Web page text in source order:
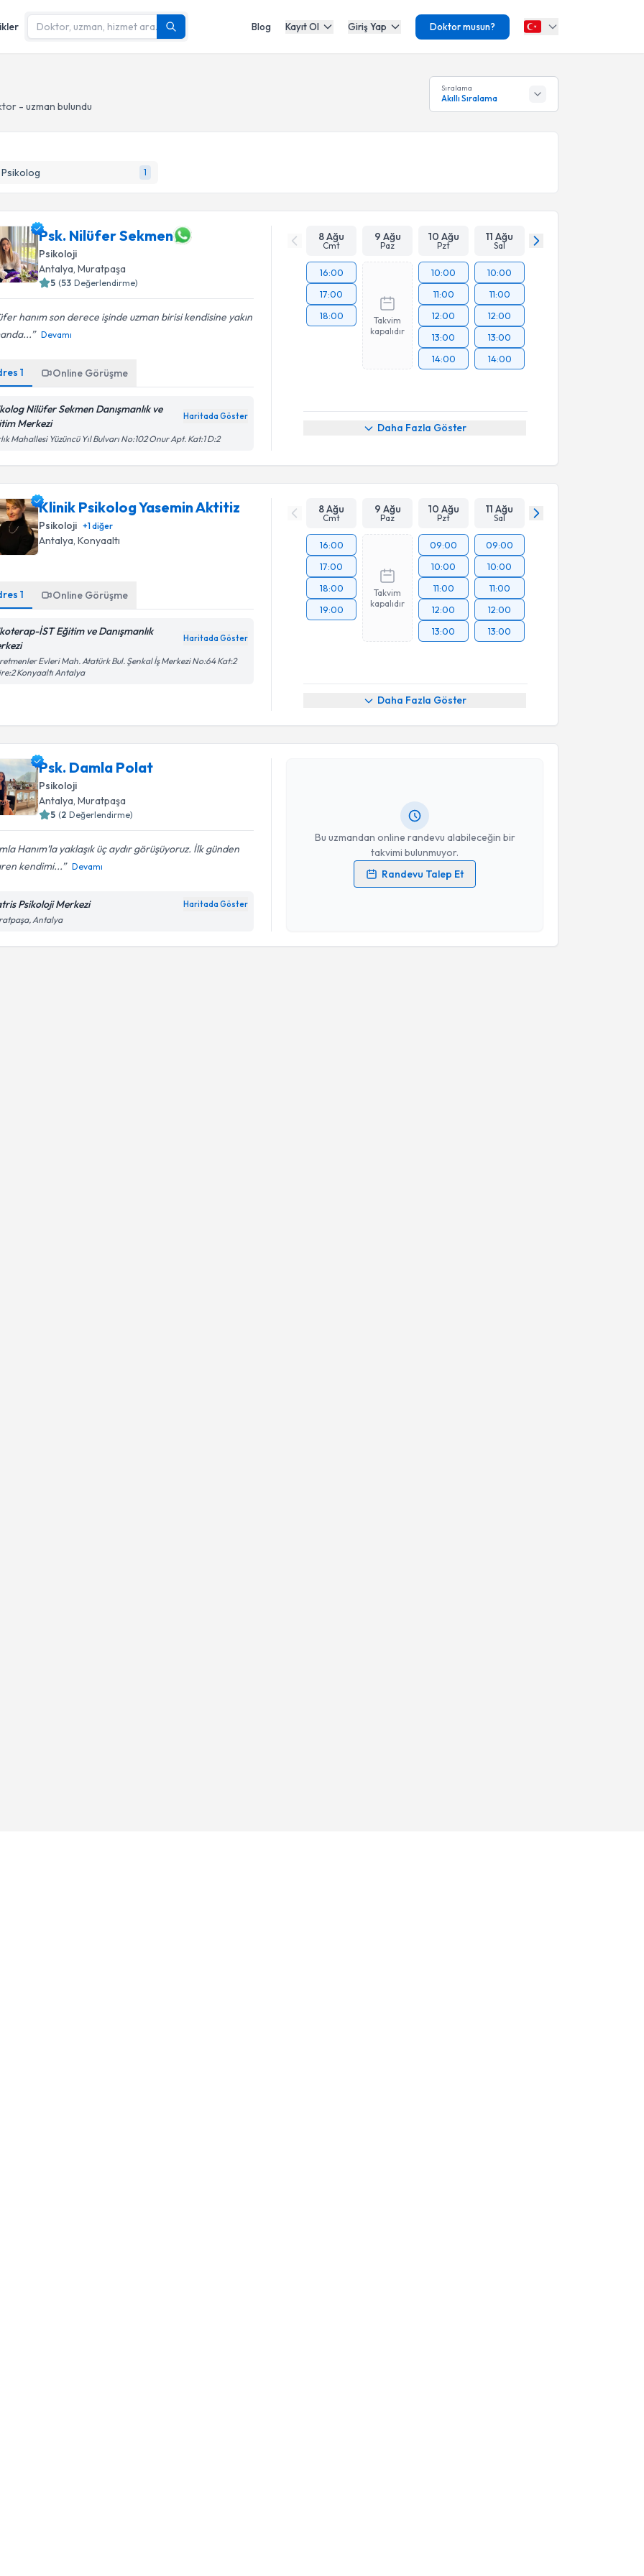
Blog Kayıt Ol Giriş Yap Doktor musun?
- uzman bulundu
Sıralama
Akıllı Sıralama
1
Psk. Nilüfer Sekmen
Psikoloji
Antalya, Muratpaşa
5 (53 Değerlendirme)
hanım son derece işinde uzman birisi kendisine yakın
Devamı
1 Online Görüşme
Nilüfer Sekmen Danışmanlık ve
Merkezi
Haritada Göster
Mahallesi Yüzüncü Yıl Bulvarı No:102 Onur Apt. Kat:1 D:2
8 Ağu
Cmt
9 Ağu
Paz
10 Ağu
Pzt
11 Ağu
Sal
16:00
17:00
18:00
Takvim
kapalıdır
10:00
11:00
12:00
13:00
14:00
10:00
11:00
12:00
13:00
14:00
Daha Fazla Göster
Klinik Psikolog Yasemin Aktitiz
Psikoloji +1diğer
Antalya, Konyaaltı
1 Online Görüşme
İST Eğitim ve Danışmanlık
Haritada Göster
Evleri Mah. Atatürk Bul. Şenkal İş Merkezi No:64 Kat:2
Konyaaltı Antalya
8 Ağu
Cmt
9 Ağu
Paz
10 Ağu
Pzt
11 Ağu
Sal
16:00
17:00
18:00
19:00
Takvim
kapalıdır
09:00
10:00
11:00
12:00
13:00
09:00
10:00
11:00
12:00
13:00
Daha Fazla Göster
Psk. Damla Polat
Psikoloji
Antalya , Muratpaşa
5 (2 Değerlendirme)
Hanım’la yaklaşık üç aydır görüşüyoruz. İlk günden
kendimi...
Devamı
Psikoloji Merkezi Haritada Göster
Antalya
Bu uzmandan online randevu alabileceğin bir
takvimi bulunmuyor.
Randevu Talep Et
Randevu Takvimi Talebi
Psk. Damla Polat
Kişisel verilerimin işlenmesine ilişkinAydınlatma Metni